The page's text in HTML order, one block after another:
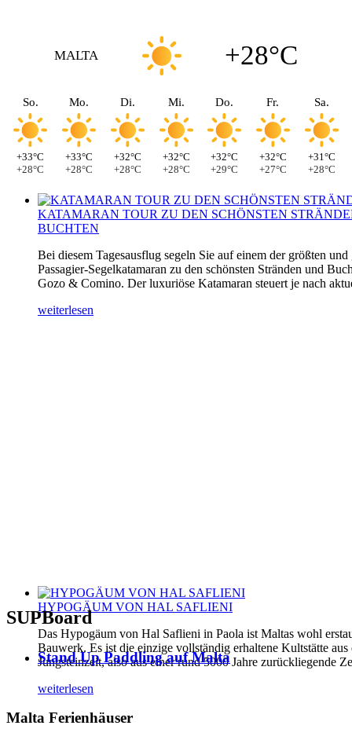
MALTA +28°C
So.
+33°C
+28°C
Mo.
+33°C
+28°C
Di.
+32°C
+28°C
Mi.
+32°C
+28°C
Do.
+32°C
+29°C
Fr.
+32°C
+27°C
Sa.
+31°C
+28°C
KATAMARAN TOUR ZU DEN SCHÖNSTEN
BUCHTEN
Bei diesem Tagesausflug segeln Sie auf einem der größten und
Passagier-Segelkatamaran zu den schönsten Stränden und
Gozo & Comino. Der luxuriöse Katamaran steuert je nach
weiterlesen
HYPOGÄUM VON HAL SAFLIENI
Das Hypogäum von Hal Saflieni in Paola ist Maltas wohl
Bauwerk. Es ist die einzige vollständig erhaltene Kultstätte aus
Jungsteinzeit, also aus einer rund 5000 Jahre zurückliegende
weiterlesen
SUPBoard
Stand Up Paddling auf Malta
Malta Ferienhäuser